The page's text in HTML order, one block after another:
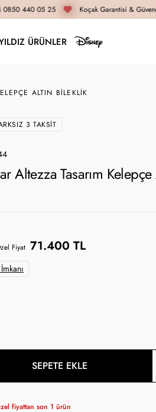
0850 440 05 25 Koçak Garantisi &
ÜRÜNLER
ALTIN BILEKLIK
3 TAKSIT
Altezza Tasarım
Fiyat 71.400 TL
SEPETE EKLE
fiyattan son 1 ürün